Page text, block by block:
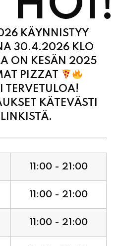
30.4.2026 KLO
ON KESÄN 2025
PIZZAT
TERVETULOA!
KÄTEVÄSTI
11:00 - 21:00
11:00 - 21:00
11:00 - 21:00
11:00 - 21:00